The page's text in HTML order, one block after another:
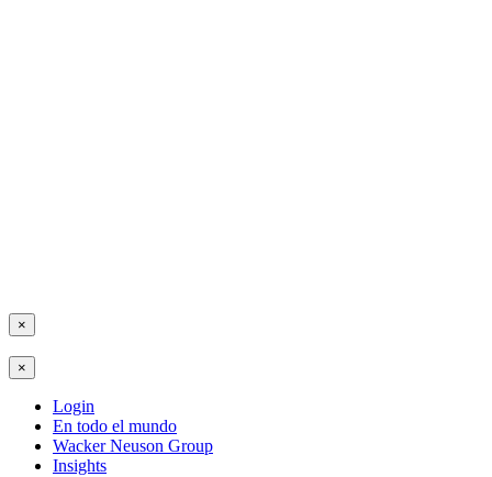
×
×
Login
En todo el mundo
Wacker Neuson Group
Insights